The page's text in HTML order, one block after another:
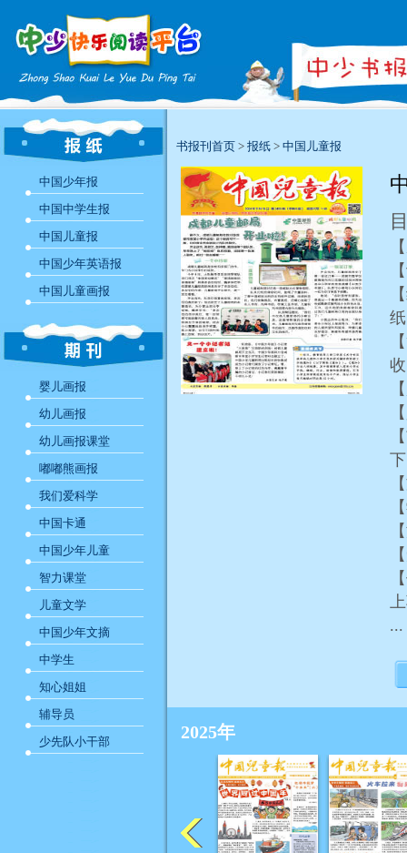
中国少年报
中国中学生报
中国儿童报
中国少年英语报
中国儿童画报
婴儿画报
幼儿画报
幼儿画报课堂
嘟嘟熊画报
我们爱科学
中国卡通
中国少年儿童
智力课堂
儿童文学
中国少年文摘
中学生
知心姐姐
辅导员
少先队小干部
书报刊首页 > 报纸 > 中国儿童报
...
2025年